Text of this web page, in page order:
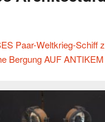
Paar-Weltkrieg-Schiff
Bergung AUF